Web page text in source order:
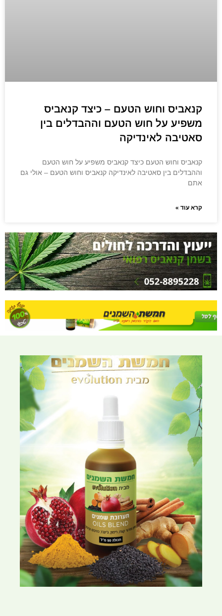
קנאביס וחוש הטעם – כיצד קנאביס
משפיע על חוש הטעם וההבדלים בין
סאטיבה לאינדיקה
קנאביס וחוש הטעם כיצד קנאביס משפיע על חוש הטעם
וההבדלים בין סאטיבה לאינדיקה קנאביס וחוש הטעם – אולי גם
אתם
קרא עוד »